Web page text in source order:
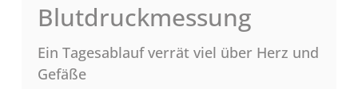
Blutdruckmessung
Ein Tagesablauf verrät viel über Herz und
Gefäße